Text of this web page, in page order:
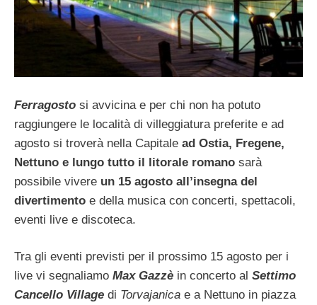
Ferragosto si avvicina e per chi non ha potuto
raggiungere le località di villeggiatura preferite e ad
agosto si troverà nella Capitale ad Ostia, Fregene,
Nettuno e lungo tutto il litorale romano sarà
possibile vivere un 15 agosto all’insegna del
divertimento e della musica con concerti, spettacoli,
eventi live e discoteca.
Tra gli eventi previsti per il prossimo 15 agosto per i
live vi segnaliamo Max Gazzè in concerto al Settimo
Cancello Village di Torvajanica e a Nettuno in piazza